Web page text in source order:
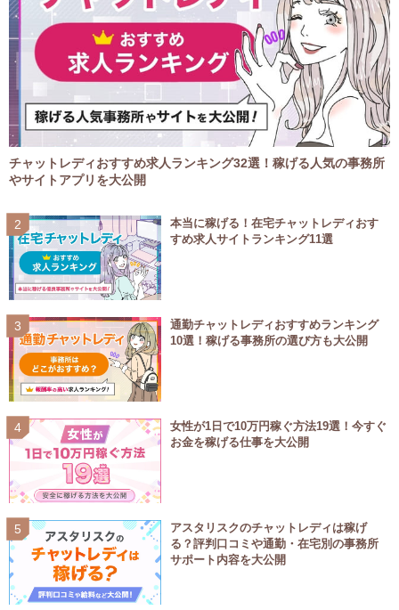
チャットレディおすすめ求人ランキング32選！稼げる人気の事務所
やサイトアプリを大公開
本当に稼げる！在宅チャットレディおす
すめ求人サイトランキング11選
通勤チャットレディおすすめランキング
10選！稼げる事務所の選び方も大公開
女性が1日で10万円稼ぐ方法19選！今すぐ
お金を稼げる仕事を大公開
アスタリスクのチャットレディは稼げ
る？評判口コミや通勤・在宅別の事務所
サポート内容を大公開